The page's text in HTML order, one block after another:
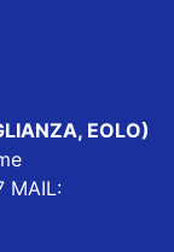
EOLO)
MAIL: